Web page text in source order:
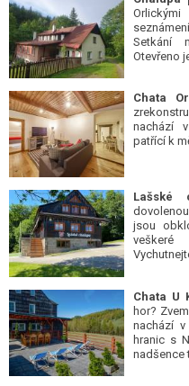
Setkání
Otevřeno
Chata
nachází
patřící k
Lašské
jsou
Chata U
hor?
nachází
hranic s
nadšence